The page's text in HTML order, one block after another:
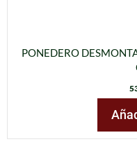
PONEDERO